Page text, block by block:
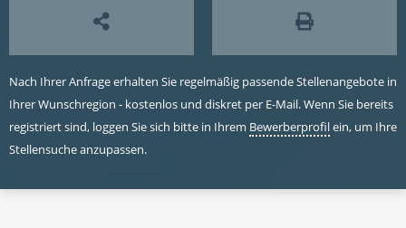
Nach Ihrer Anfrage erhalten Sie regelmäßig passende Stellenangebote in
Ihrer Wunschregion - kostenlos und diskret per E-Mail. Wenn Sie bereits
registriert sind, loggen Sie sich bitte in Ihrem Bewerberprofilein, um Ihre
Stellensuche anzupassen.